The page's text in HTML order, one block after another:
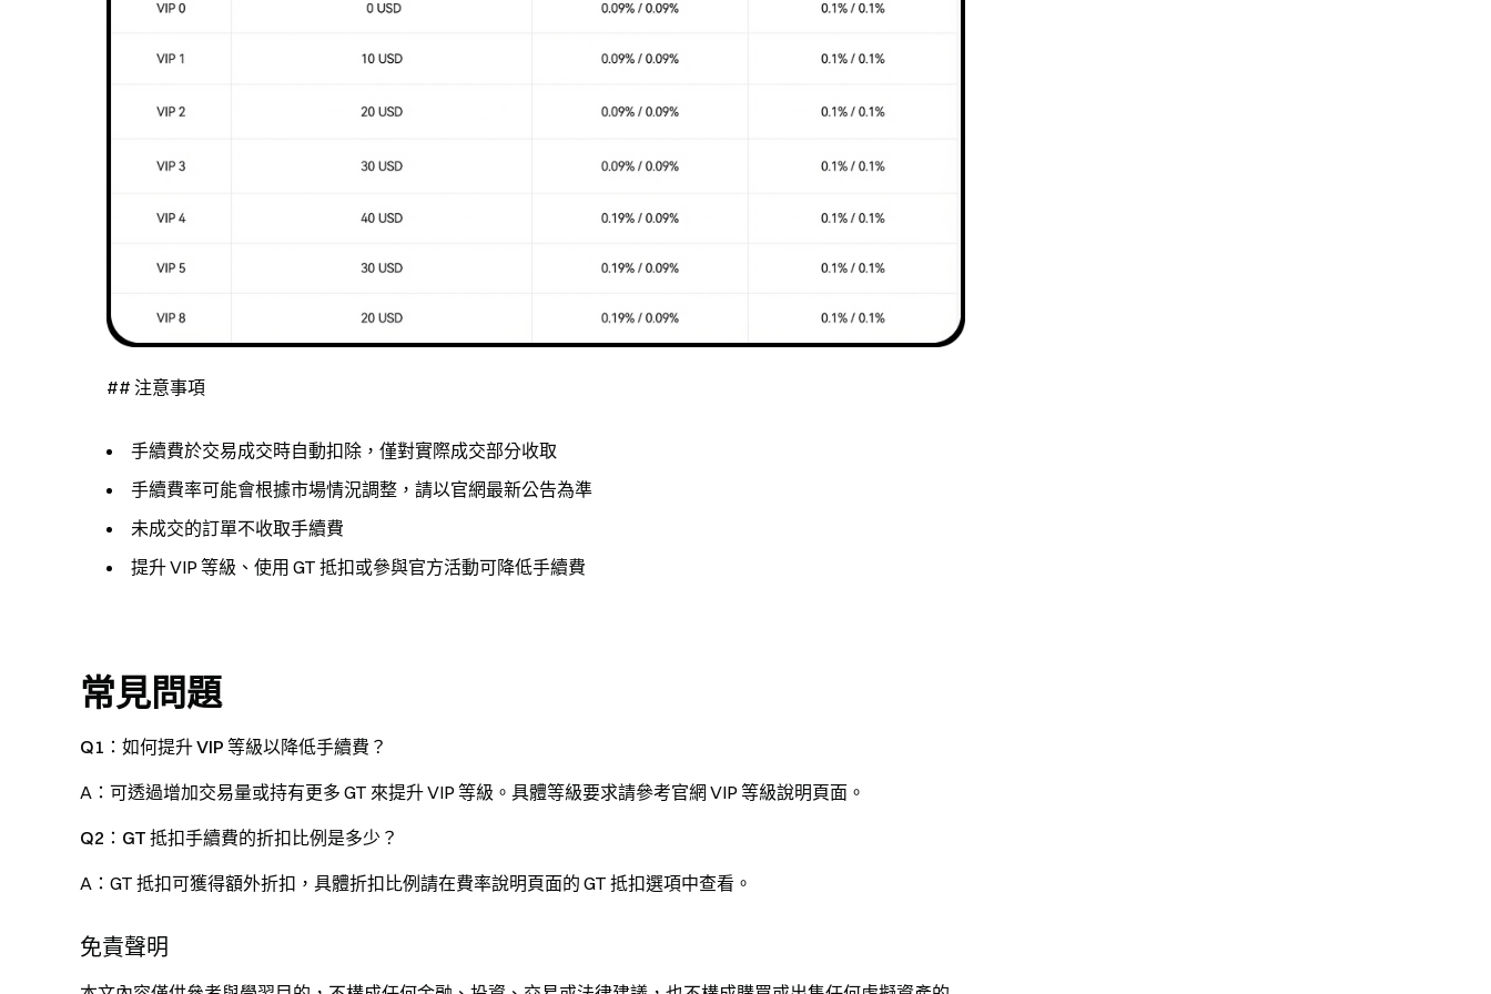
## 注意事項
手續費於交易成交時自動扣除，僅對實際成交部分收取
手續費率可能會根據市場情況調整，請以官網最新公告為準
未成交的訂單不收取手續費
提升 VIP 等級、使用 GT 抵扣或參與官方活動可降低手續費
常見問題
Q1：如何提升 VIP 等級以降低手續費？
A：可透過增加交易量或持有更多 GT 來提升 VIP 等級。具體等級要求請參考官網 VIP 等級說明頁面。
Q2：GT 抵扣手續費的折扣比例是多少？
A：GT 抵扣可獲得額外折扣，具體折扣比例請在費率說明頁面的 GT 抵扣選項中查看。
免責聲明